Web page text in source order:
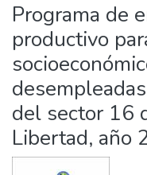
Programa de
productivo
del sector 16
Libertad, año